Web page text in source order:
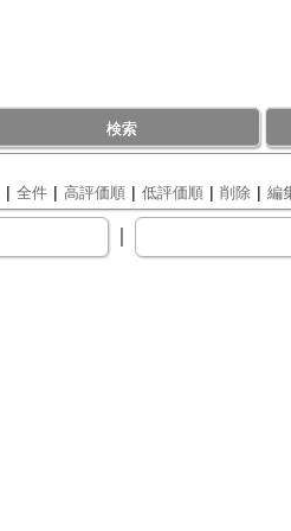
検索
| 全件 | 高評価順 | 低評価順 | 削除 | 編